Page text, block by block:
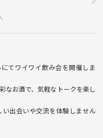
てワイワイ飲み会を開催しま
なお酒で、気軽なトークを楽し
出会いや交流を体験しません